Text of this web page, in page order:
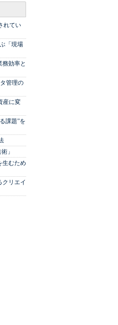
れてい
「現場
務効率と
管理の
産に変
課題”を
」
生むため
クリエイ